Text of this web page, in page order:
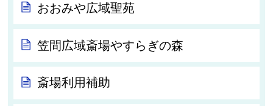
おおみや広域聖苑
笠間広域斎場やすらぎの森
斎場利用補助